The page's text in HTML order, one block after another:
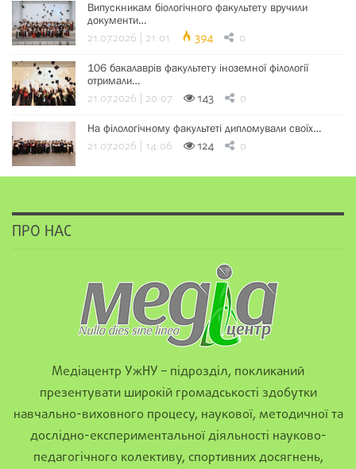
Випускникам біологічного факультету вручили
документи…
21.07.2026 | 21:01 394 0
106 бакалаврів факультету іноземної філології
отримали…
21.07.2026 | 20:07 143 0
На філологічному факультеті дипломували своїх…
21.07.2026 | 14:06 124 0
ПРО НАС
Медіацентр УжНУ – підрозділ, покликаний
презентувати широкій громадськості здобутки
навчально-виховного процесу, наукової, методичної та
дослідно-експериментальної діяльності науково-
педагогічного колективу, спортивних досягнень,